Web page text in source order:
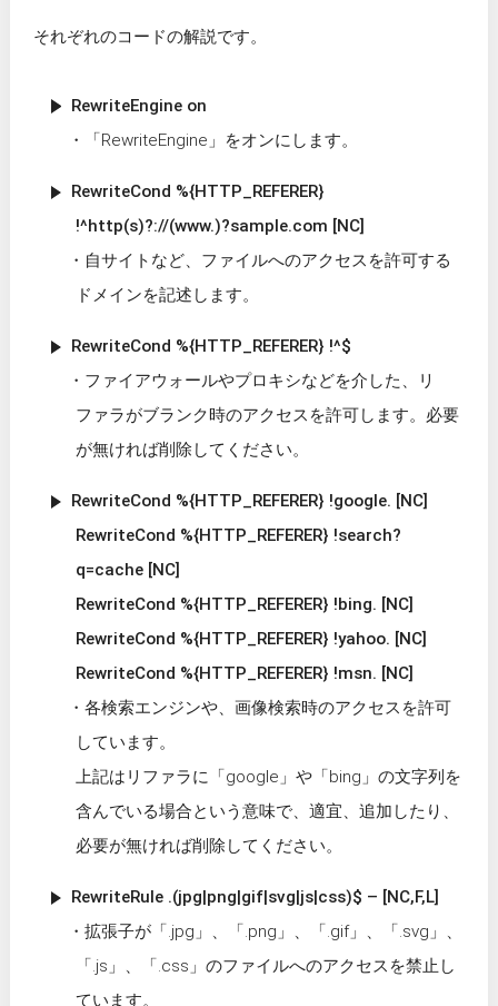
それぞれのコードの解説です。
RewriteEngine on
「RewriteEngine」をオンにします。
RewriteCond %{HTTP_REFERER}
!^http(s)?://(www.)?sample.com [NC]
自サイトなど、ファイルへのアクセスを許可する
ドメインを記述します。
RewriteCond %{HTTP_REFERER} !^$
ファイアウォールやプロキシなどを介した、リ
ファラがブランク時のアクセスを許可します。必要
が無ければ削除してください。
RewriteCond %{HTTP_REFERER} !google. [NC]
RewriteCond %{HTTP_REFERER} !search?
q=cache [NC]
RewriteCond %{HTTP_REFERER} !bing. [NC]
RewriteCond %{HTTP_REFERER} !yahoo. [NC]
RewriteCond %{HTTP_REFERER} !msn. [NC]
各検索エンジンや、画像検索時のアクセスを許可
しています。
上記はリファラに「google」や「bing」の文字列を
含んでいる場合という意味で、適宜、追加したり、
必要が無ければ削除してください。
RewriteRule .(jpg|png|gif|svg|js|css)$ – [NC,F,L]
拡張子が「.jpg」、「.png」、「.gif」、「.svg」、
「.js」、「.css」のファイルへのアクセスを禁止し
ています。